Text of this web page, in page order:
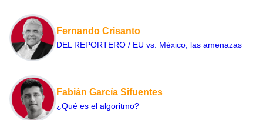
Fernando Crisanto
DEL REPORTERO / EU vs. México, las amenazas
Fabián García Sifuentes
¿Qué es el algoritmo?